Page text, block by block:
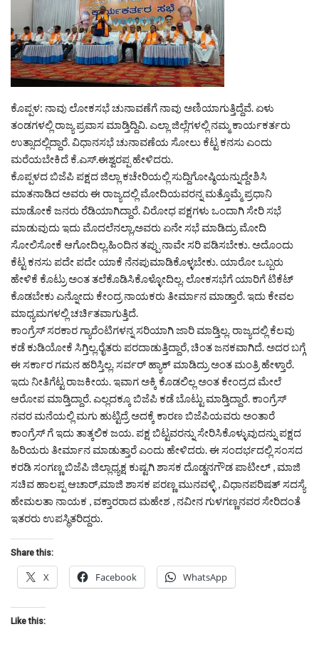
ಕೊಪ್ಪಳ: ನಾವು ಲೋಕಸಭೆ ಚುನಾವಣೆಗೆ ನಾವು ಅಣಿಯಾಗುತ್ತಿದ್ದೆವೆ. ಏಳು
ತಂಡಗಳಲ್ಲಿ ರಾಜ್ಯ ಪ್ರವಾಸ ಮಾಡ್ತಿದ್ದಿವಿ. ಎಲ್ಲಾ ಜಿಲ್ಲೆಗಳಲ್ಲಿ ನಮ್ಮ ಕಾರ್ಯಕರ್ತರು
ಉತ್ಸಾದಲ್ಲಿದ್ದಾರೆ. ವಿಧಾನಸಭೆ ಚುನಾವಣೆಯ ಸೋಲು ಕೆಟ್ಟ ಕನಸು ಎಂದು
ಮರೆಯಬೇಕಿದೆ ಕೆ.ಎಸ್.ಈಶ್ವರಪ್ಪ ಹೇಳಿದರು.
ಕೊಪ್ಪಳದ ಬಿಜೆಪಿ ಪಕ್ಷದ ಜಿಲ್ಲಾ ಕಚೇರಿಯಲ್ಲಿ ಸುದ್ದಿಗೋಷ್ಠಿಯನ್ನುದ್ದೇಶಿಸಿ
ಮಾತನಾಡಿದ ಅವರು ಈ ರಾಜ್ಯದಲ್ಲಿ ಮೋದಿಯವರನ್ನ ಮತ್ತೊಮ್ಮೆ ಪ್ರಧಾನಿ
ಮಾಡೋಕೆ ಜನರು ರೆಡಿಯಾಗಿದ್ದಾರೆ. ವಿರೋಧ ಪಕ್ಷಗಳು ಒಂದಾಗಿ ಸೇರಿ ಸಭೆ
ಮಾಡುವುದು ಇದು ಮೊದಲೆನಲ್ಲಾ,ಅವರು ಏನೇ ಸಭೆ ಮಾಡಿದ್ರು ಮೋದಿ
ಸೋಲಿಸೋಕೆ ಆಗೋದಿಲ್ಲ.ಹಿಂದಿನ ತಪ್ಪು ನಾವೇ ಸರಿ ಪಡಿಸಬೇಕು. ಅದೊಂದು
ಕೆಟ್ಟ ಕನಸು ಪದೇ ಪದೇ ಯಾಕೆ ನೆನಪುಮಾಡಿಕೊಳ್ಳಬೇಕು. ಯಾರೋ ಒಬ್ಬರು
ಹೇಳಿಕೆ ಕೊಟ್ರು ಅಂತ ತಲೆಕೊಡಿಸಿಕೊಳ್ಳೋದಿಲ್ಲ. ಲೋಕಸಭೆಗೆ ಯಾರಿಗೆ ಟಿಕೆಟ್
ಕೊಡಬೇಕು ಎನ್ನೋದು ಕೇಂದ್ರ ನಾಯಕರು ತೀರ್ಮಾನ ಮಾಡ್ತಾರೆ. ಇದು ಕೇವಲ
ಮಾಧ್ಯಮಗಳಲ್ಲಿ ಚರ್ಚಿತವಾಗುತ್ತಿದೆ.
ಕಾಂಗ್ರೆಸ್ ಸರಕಾರ ಗ್ಯಾರೆಂಟಿಗಳನ್ನ ಸರಿಯಾಗಿ ಜಾರಿ ಮಾಡ್ತಿಲ್ಲ. ರಾಜ್ಯದಲ್ಲಿ ಕೆಲವು
ಕಡೆ ಕುಡಿಯೋಕೆ ಸಿಗ್ತಿಲ್ಲ.ರೈತರು ಪರದಾಡುತ್ತಿದ್ದಾರೆ, ಚಿಂತ ಜನಕವಾಗಿದೆ. ಅದರ ಬಗ್ಗೆ
ಈ ಸರ್ಕಾರ ಗಮನ ಹರಿಸ್ತಿಲ್ಲ. ಸರ್ವರ್ ಹ್ಯಾಕ್ ಮಾಡಿದ್ರು ಅಂತ‌ ಮಂತ್ರಿ ಹೇಳ್ತಾರೆ.
ಇದು ನೀತಿಗೆಟ್ಟ ರಾಜಕೀಯ. ಇವಾಗ ಅಕ್ಕಿ ಕೊಡಲಿಲ್ಲ ಅಂತ ಕೇಂದ್ರದ‌ ಮೇಲೆ
ಆರೋಪ ಮಾಡ್ತಿದ್ದಾರೆ. ಎಲ್ಲದಕ್ಕೂ ಬಿಜೆಪಿ ಕಡೆ ಬೊಟ್ಟು ಮಾಡ್ತಿದ್ದಾರೆ. ಕಾಂಗ್ರೆಸ್
ನವರ ಮನೆಯಲ್ಲಿ ಮಗು ಹುಟ್ಟಿದ್ರೆ ಅದಕ್ಕೆ ಕಾರಣ ಬಿಜೆಪಿಯವರು ಅಂತಾರೆ
ಕಾಂಗ್ರೆಸ್ ಗೆ ಇದು ತಾತ್ಕಲಿಕ ಜಯ. ಪಕ್ಷ ಬಿಟ್ಟವರನ್ನು ಸೇರಿಸಿಕೊಳ್ಳುವುದನ್ನು ಪಕ್ಷದ
ಹಿರಿಯರು ತೀರ್ಮಾನ ಮಾಡುತ್ತಾರೆ ಎಂದು ಹೇಳಿದರು. ಈ ಸಂದರ್ಭದಲ್ಲಿ ಸಂಸದ
ಕರಡಿ ಸಂಗಣ್ಣ ಬಿಜೆಪಿ ಜಿಲ್ಲಾಧ್ಯಕ್ಷ ಕುಷ್ಟಗಿ ಶಾಸಕ ದೊಡ್ಡನಗೌಡ ಪಾಟೀಲ್ , ಮಾಜಿ
ಸಚಿವ ಹಾಲಪ್ಪ ಆಚಾರ್,ಮಾಜಿ ಶಾಸಕ ಪರಣ್ಣ ಮುನವಳ್ಳಿ , ವಿಧಾನಪರಿಷತ್ ಸದಸ್ಯೆ
ಹೇಮಲತಾ ನಾಯಕ , ವಕ್ತಾರರಾದ ಮಹೇಶ , ನವೀನ ಗುಳಗಣ್ಣನವರ ಸೇರಿದಂತೆ
ಇತರರು ಉಪಸ್ಥಿತರಿದ್ದರು.
Share this:
X Facebook WhatsApp
Like this: